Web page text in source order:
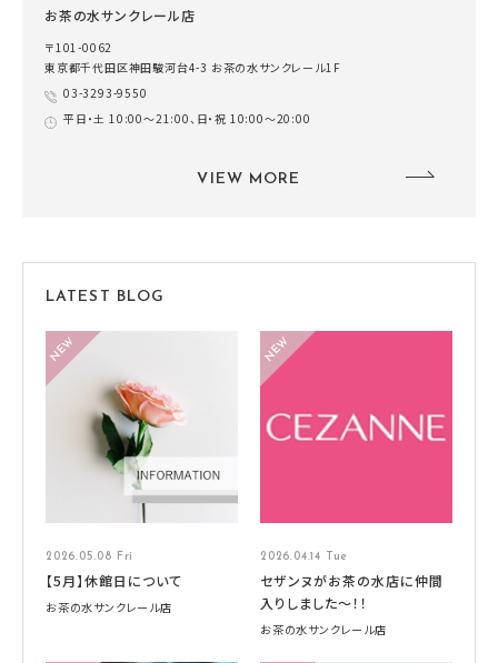
お茶の水サンクレール店
〒101-0062
東京都千代田区神田駿河台4-3 お茶の水サンクレール1F
03-3293-9550
平日・土 10:00～21:00、日・祝 10:00～20:00
VIEW MORE
LATEST BLOG
2026.05.08 Fri
【5月】休館日について
お茶の水サンクレール店
2026.04.14 Tue
セザンヌがお茶の水店に仲間
入りしました～！！
お茶の水サンクレール店